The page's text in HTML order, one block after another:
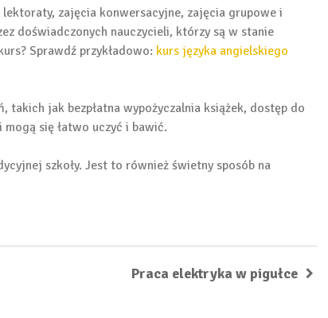
zajęcia konwersacyjne, zajęcia grupowe i
doświadczonych nauczycieli, którzy są w stanie
Sprawdź przykładowo: kurs języka angielskiego
jak bezpłatna wypożyczalnia książek, dostęp do
się łatwo uczyć i bawić.
szkoły. Jest to również świetny sposób na
Praca elektryka w pigułce